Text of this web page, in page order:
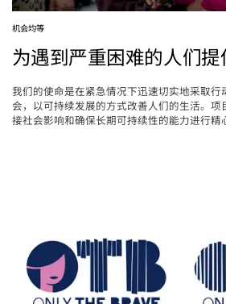
机会均等
为遇到严重困难的人们
我们的使命是在紧急情况下迅速切实地采取
会，以可持续发展的方式改善人们的生活。
接社会影响和确保长期可持续性的能力进行精